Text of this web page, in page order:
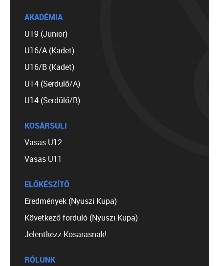
AKADÉMIA
U19 (Junior)
U16/A (Kadet)
U16/B (Kadet)
U14 (Serdülő/A)
U14 (Serdülő/B)
KOSÁRSULI
Vasas U12
Vasas U11
ELŐKÉSZÍTŐ
Eredmények (Nyuszi Kupa)
Következő forduló (Nyuszi Kupa)
Jelentkezz Kosarasnak!
RÓLUNK